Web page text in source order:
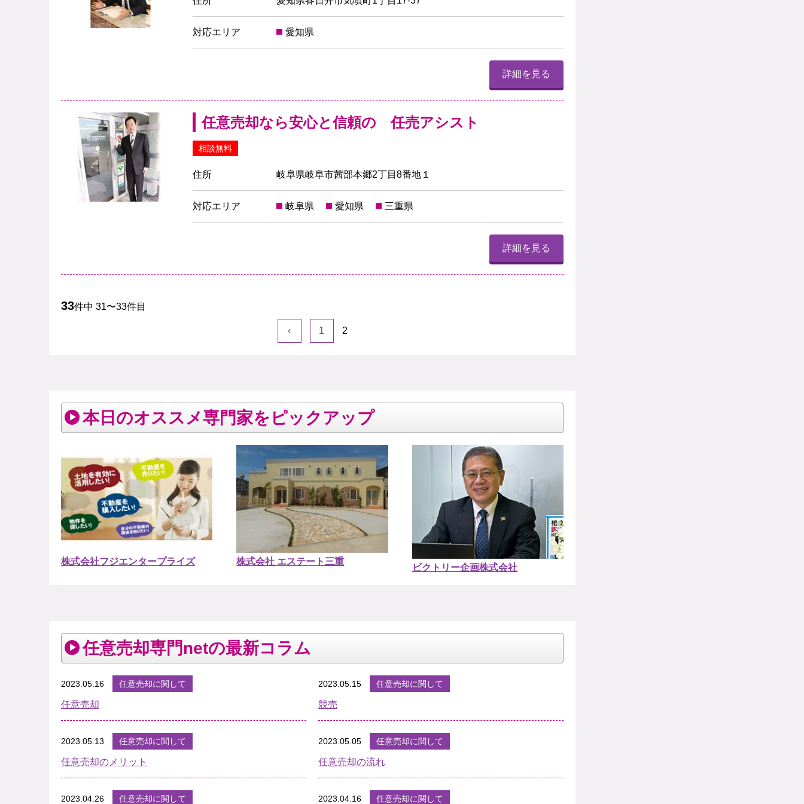
対応エリア 愛知県
詳細を見る
任意売却なら安心と信頼の 任売アシスト
相談無料
住所 岐阜県岐阜市茜部本郷2丁目8番地１
対応エリア 岐阜県 愛知県 三重県
詳細を見る
33件中 31〜33件目
‹ 1 2
本日のオススメ専門家をピックアップ
株式会社フジエンタープライズ 株式会社 エステート三重
ビクトリー企画株式会社
任意売却専門netの最新コラム
2023.05.16 任意売却に関して
任意売却
2023.05.15 任意売却に関して
競売
2023.05.13 任意売却に関して
任意売却のメリット
2023.05.05 任意売却に関して
任意売却の流れ
2023.04.26 任意売却に関して 2023.04.16 任意売却に関して